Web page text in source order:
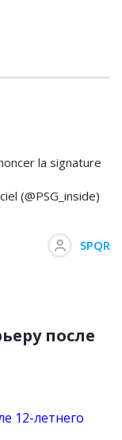
la signature
(@PSG_inside)
SPQR
после